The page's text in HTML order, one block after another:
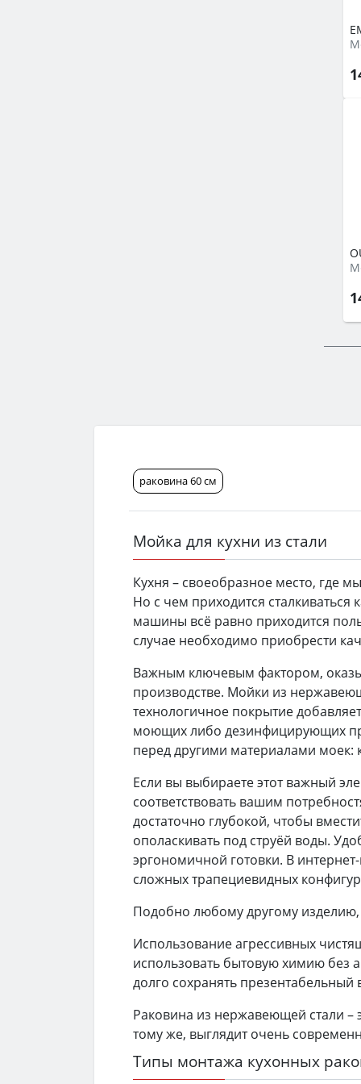
раковина 60 см
Мойка для кухни из стали
Кухня – своеобразное место, где
Но с чем приходится
машины всё равно приходится
случае необходимо приобрести
Важным ключевым фактором,
производстве. Мойки из
технологичное покрытие
моющих либо дезинфицирующих
перед другими материалами моек:
Если вы выбираете этот важный
соответствовать вашим
достаточно глубокой, чтобы
ополаскивать под струёй воды.
эргономичной готовки. В
сложных трапециевидных
Подобно любому другому изделию,
Использование агрессивных
использовать бытовую химию без
долго сохранять
Раковина из нержавеющей стали –
тому же, выглядит очень
Типы монтажа кухонных